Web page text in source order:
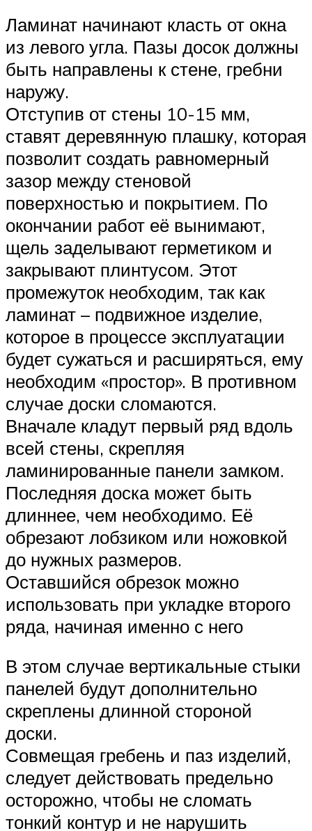
Ламинат начинают класть от окна
из левого угла. Пазы досок должны
быть направлены к стене, гребни
наружу.
Отступив от стены 10-15 мм,
ставят деревянную плашку, которая
позволит создать равномерный
зазор между стеновой
поверхностью и покрытием. По
окончании работ её вынимают,
щель заделывают герметиком и
закрывают плинтусом. Этот
промежуток необходим, так как
ламинат – подвижное изделие,
которое в процессе эксплуатации
будет сужаться и расширяться, ему
необходим «простор». В противном
случае доски сломаются.
Вначале кладут первый ряд вдоль
всей стены, скрепляя
ламинированные панели замком.
Последняя доска может быть
длиннее, чем необходимо. Её
обрезают лобзиком или ножовкой
до нужных размеров.
Оставшийся обрезок можно
использовать при укладке второго
ряда, начиная именно с него
В этом случае вертикальные стыки
панелей будут дополнительно
скреплены длинной стороной
доски.
Совмещая гребень и паз изделий,
следует действовать предельно
осторожно, чтобы не сломать
тонкий контур и не нарушить